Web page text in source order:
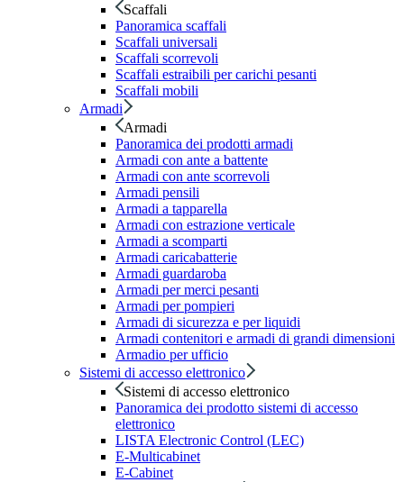
Scaffali
Panoramica scaffali
Scaffali universali
Scaffali scorrevoli
Scaffali estraibili per carichi pesanti
Scaffali mobili
Armadi
Armadi
Panoramica dei prodotti armadi
Armadi con ante a battente
Armadi con ante scorrevoli
Armadi pensili
Armadi a tapparella
Armadi con estrazione verticale
Armadi a scomparti
Armadi caricabatterie
Armadi guardaroba
Armadi per merci pesanti
Armadi per pompieri
Armadi di sicurezza e per liquidi
Armadi contenitori e armadi di grandi dimensioni
Armadio per ufficio
Sistemi di accesso elettronico
Sistemi di accesso elettronico
Panoramica dei prodotto sistemi di accesso
elettronico
LISTA Electronic Control (LEC)
E-Multicabinet
E-Cabinet